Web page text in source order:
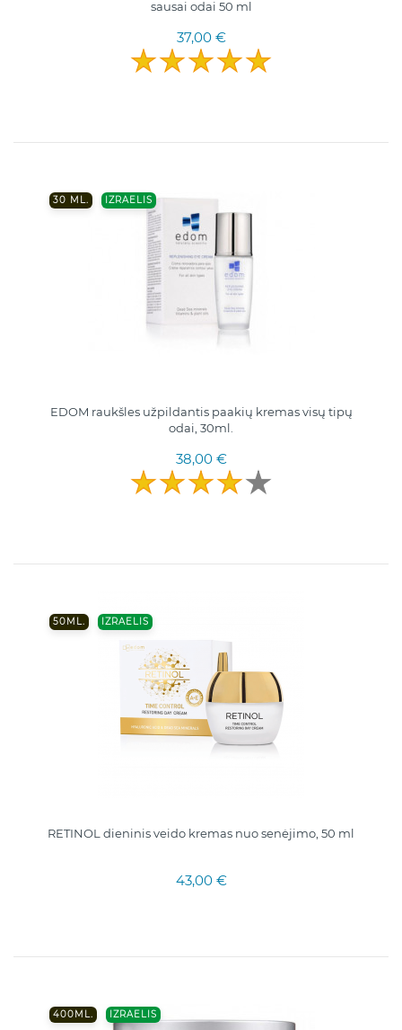
sausai odai 50 ml
37,00 €
30 ML. IZRAELIS
EDOM raukšles užpildantis paakių kremas visų tipų
odai, 30ml.
38,00 €
50ML. IZRAELIS
RETINOL dieninis veido kremas nuo senėjimo, 50 ml
43,00 €
400ML. IZRAELIS